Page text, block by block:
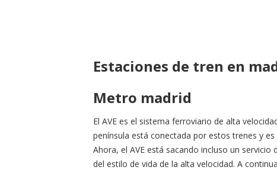
Estaciones de tren en
Metro madrid
El AVE es el sistema ferroviario de alta
península está conectada por estos trenes y
Ahora, el AVE está sacando incluso un
del estilo de vida de la alta velocidad. A